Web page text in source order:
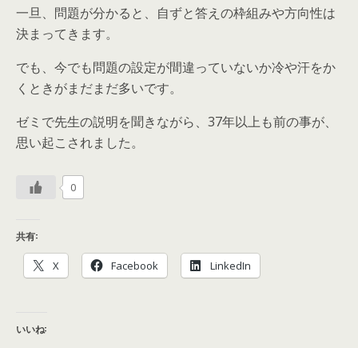
一旦、問題が分かると、自ずと答えの枠組みや方向性は
決まってきます。
でも、今でも問題の設定が間違っていないか冷や汗をか
くときがまだまだ多いです。
ゼミで先生の説明を聞きながら、37年以上も前の事が、
思い起こされました。
0
共有:
X Facebook LinkedIn
いいね: